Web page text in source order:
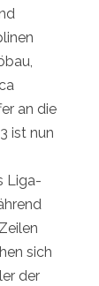
an die
ist nun
Liga-
sich
der